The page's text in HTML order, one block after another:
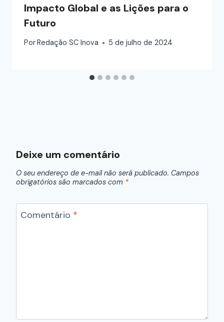
Impacto Global e as Lições para o
Futuro
PorRedação SC Inova 5 de julho de 2024
Deixe um comentário
O seu endereço de e-mail não será publicado. Campos
obrigatórios são marcados com *
Comentário *